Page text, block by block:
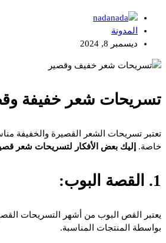
nada
المدونة
ديسمبر 8, 2024
تسريحات شعر خفيفة
تعتبر تسريحات الشعر القصيرة والخفيفة
خاصة. إليك بعض الأفكار لتسريحات شعر
1. القصة البوب:
يعتبر القص البوب من أشهر التسريحات
بواسطة المنتجات المناسبة.